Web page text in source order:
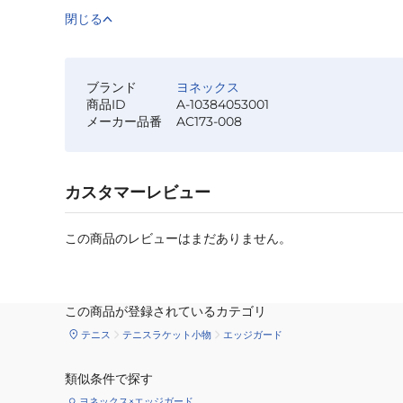
閉じる
ブランド
ヨネックス
商品ID
A-10384053001
メーカー品番
AC173-008
カスタマーレビュー
この商品のレビューはまだありません。
この商品が登録されているカテゴリ
テニス テニスラケット小物 エッジガード
類似条件で探す